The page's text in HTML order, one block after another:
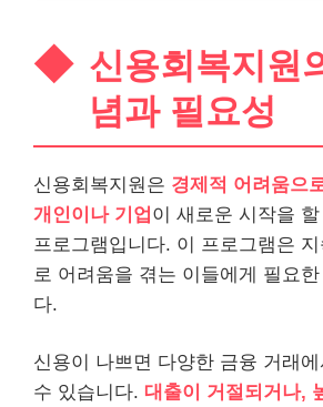
신용회복지원
념과 필요성
신용회복지원은 경제적 어려움으
개인이나 기업 이 새로운 시작을
프로그램입니다. 이 프로그램은
로 어려움을 겪는 이들에게 필요
다.
신용이 나쁘면 다양한 금융 거래
수 있습니다. 대출이 거절되거나,